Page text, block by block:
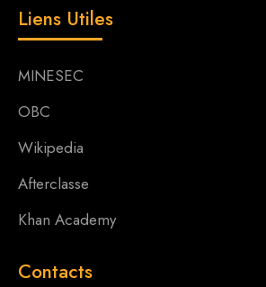
Liens Utiles
MINESEC
OBC
Wikipedia
Afterclasse
Khan Academy
Contacts